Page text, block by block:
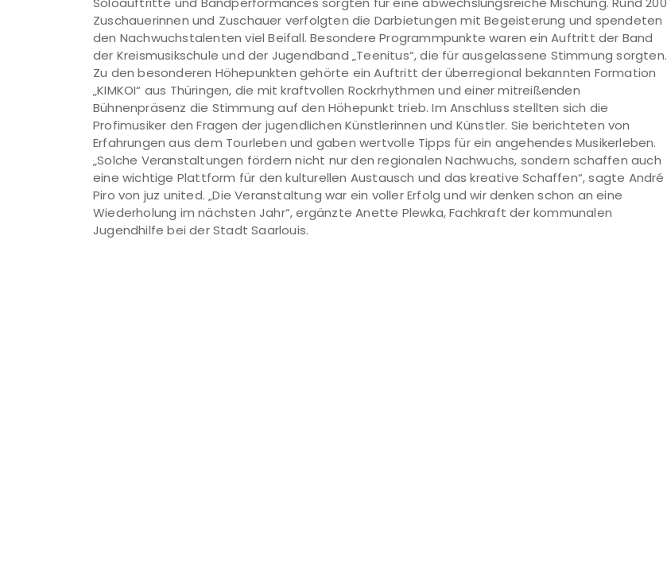
Zuschauerinnen und Zuschauer verfolgten die Darbietungen mit Begeisterung und spendeten
den Nachwuchstalenten viel Beifall. Besondere Programmpunkte waren ein Auftritt der Band
der Kreismusikschule und der Jugendband „Teenitus“, die für ausgelassene Stimmung sorgten.
Zu den besonderen Höhepunkten gehörte ein Auftritt der überregional bekannten Formation
„KIMKOI“ aus Thüringen, die mit kraftvollen Rockrhythmen und einer mitreißenden
Bühnenpräsenz die Stimmung auf den Höhepunkt trieb. Im Anschluss stellten sich die
Profimusiker den Fragen der jugendlichen Künstlerinnen und Künstler. Sie berichteten von
Erfahrungen aus dem Tourleben und gaben wertvolle Tipps für ein angehendes Musikerleben.
„Solche Veranstaltungen fördern nicht nur den regionalen Nachwuchs, sondern schaffen auch
eine wichtige Plattform für den kulturellen Austausch und das kreative Schaffen“, sagte André
Piro von juz united. „Die Veranstaltung war ein voller Erfolg und wir denken schon an eine
Wiederholung im nächsten Jahr“, ergänzte Anette Plewka, Fachkraft der kommunalen
Jugendhilfe bei der Stadt Saarlouis.